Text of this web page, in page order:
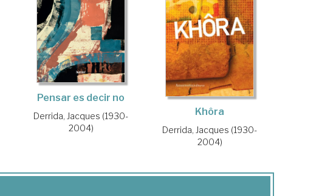
Pensar es decir no
Derrida, Jacques (1930-
2004)
Khôra
Derrida, Jacques (1930-
2004)